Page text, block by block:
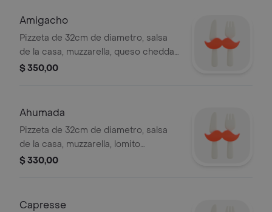
Amigacho
Pizzeta de 32cm de diametro, salsa
de la casa, muzzarella, queso cheddar,
panceta, cebolla colorada y 2 huevo
$ 350,00
Ahumada
Pizzeta de 32cm de diametro, salsa
de la casa, muzzarella, lomito
ahumado, cebolla caramelizada.
$ 330,00
Capresse